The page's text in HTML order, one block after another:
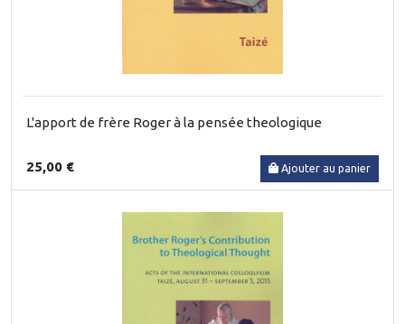
L'apport de frère Roger à la pensée theologique
25,00 € Ajouter au panier